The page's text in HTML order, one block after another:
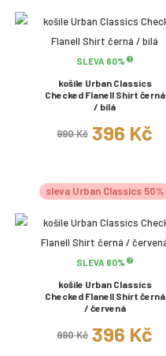
SLEVA 60%
košile Urban Classics
Checked Flanell Shirt černá
/ bílá
990 Kč 396 Kč
sleva Urban Classics 50%
SLEVA 60%
košile Urban Classics
Checked Flanell Shirt černá
/ červená
990 Kč 396 Kč